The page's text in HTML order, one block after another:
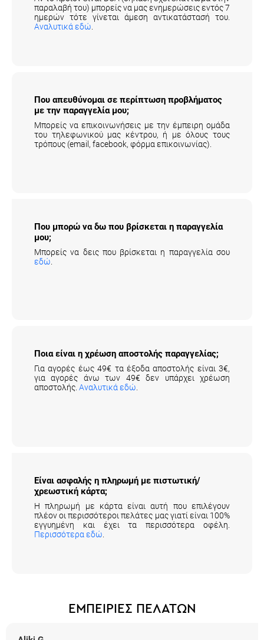
παραλαβή του) μπορείς να μας ενημερώσεις εντός 7
ημερών τότε γίνεται άμεση αντικατάστασή του.
Αναλυτικά εδώ
Που απευθύνομαι σε περίπτωση προβλήματος
με την παραγγελία μου;
Μπορείς να επικοινωνήσεις με την έμπειρη ομάδα
του τηλεφωνικού μας κέντρου, ή με όλους τους
τρόπους (email, facebook, φόρμα επικοινωνίας).
Που μπορώ να δω που βρίσκεται η παραγγελία
μου;
Μπορείς να δεις που βρίσκεται η παραγγελία σου
εδώ
Ποια είναι η χρέωση αποστολής παραγγελίας;
Για αγορές έως 49€ τα έξοδα αποστολής είναι 3€,
για αγορές άνω των 49€ δεν υπάρχει χρέωση
αποστολής. Αναλυτικά εδώ
Είναι ασφαλής η πληρωμή με πιστωτική/
χρεωστική κάρτα;
Η πληρωμή με κάρτα είναι αυτή που επιλέγουν
πλέον οι περισσότεροι πελάτες μας γιατί είναι 100%
εγγυημένη και έχει τα περισσότερα οφέλη.
Περισσότερα εδώ
ΕΜΠΕΙΡΙΕΣ ΠΕΛΑΤΩΝ